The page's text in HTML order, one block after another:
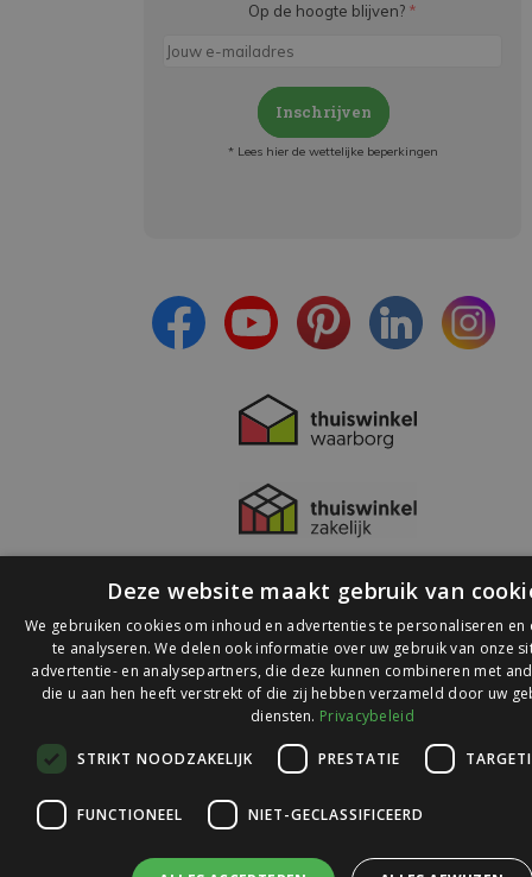
Op de hoogte blijven? *
Inschrijven
* Lees hier de wettelijke beperkingen
© 2026 Ledlichtdiscounter.nl
op
Webwinkelkeur
Deze website maakt gebruik van
We gebruiken cookies om inhoud en advertenties te personaliseren en
te analyseren. We delen ook informatie over uw gebruik van onze
advertentie- en analysepartners, die deze kunnen combineren met
die u aan hen heeft verstrekt of die zij hebben verzameld door uw
diensten. Privacybeleid
STRIKT NOODZAKELIJK PRESTATIE
FUNCTIONEEL NIET-GECLASSIFICEERD